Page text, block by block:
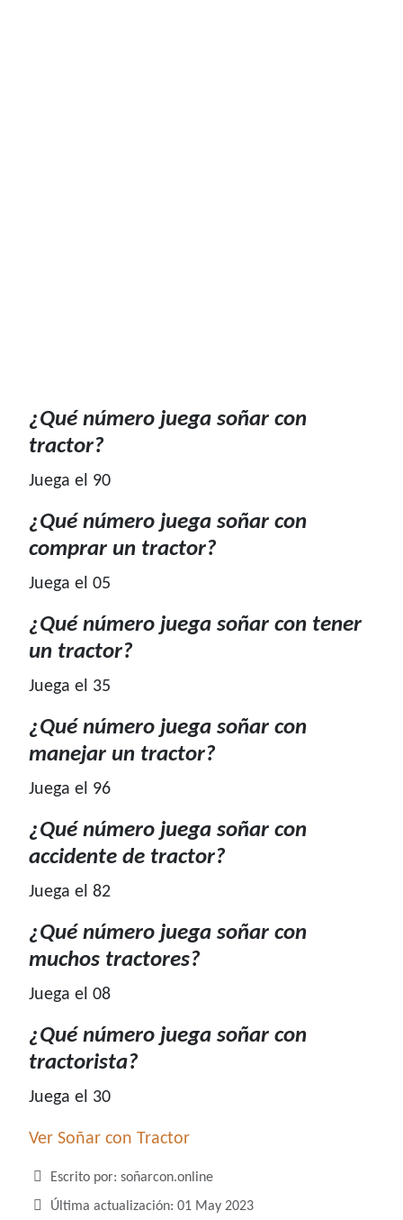
¿Qué número juega soñar con
tractor?
Juega el 90
¿Qué número juega soñar con
comprar un tractor?
Juega el 05
¿Qué número juega soñar con tener
un tractor?
Juega el 35
¿Qué número juega soñar con
manejar un tractor?
Juega el 96
¿Qué número juega soñar con
accidente de tractor?
Juega el 82
¿Qué número juega soñar con
muchos tractores?
Juega el 08
¿Qué número juega soñar con
tractorista?
Juega el 30
Ver Soñar con Tractor
Detalles
Escrito por: soñarcon.online
Última actualización: 01 May 2023